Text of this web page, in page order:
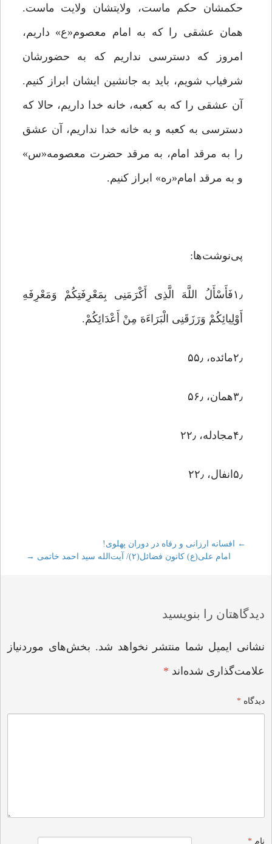
حکمشان حکم ماست، ولایتشان ولایت ماست.
همان عشقى را که به امام معصوم«ع» داریم،
امروز که دسترسى نداریم که به حضورشان
شرفیاب شویم، باید به جانشین ایشان ابراز کنیم.
آن عشقى را که به کعبه، خانه خدا داریم، حالا که
دسترسى به کعبه و به خانه خدا نداریم، آن عشق
را به مرقد امام، به مرقد حضرت معصومه«س»
و به مرقد امام«ره» ابراز کنیم.
پی‌نوشت‌ها:
۱٫فَأَسْأَلُ اللَّهَ الَّذِی أَکْرَمَنِی بِمَعْرِفَتِکُمْ وَمَعْرِفَهِ
أَوْلِیائِکُمْ وَرَزَقَنِی الْبَرَاءَهَ مِنْ أَعْدَائِکُمْ.
۲٫مائده، ۵۵٫
۳٫همان، ۵۶٫
۴٫مجادله، ۲۲٫
۵٫انفال، ۲۲٫
Post
←
افسانه ارزانی و رفاه در دوران پهلوی!
امام علی(ع) کانون فضائل(۲)/ آیت‌الله سید احمد خاتمی
→
دیدگاهتان را بنویسید
نشانی ایمیل شما منتشر نخواهد شد. بخش‌های موردنیاز
علامت‌گذاری شده‌اند *
دیدگاه*
نام*